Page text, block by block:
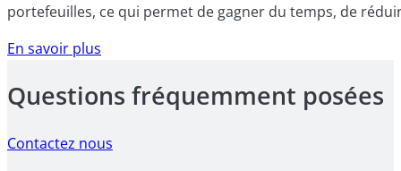
portefeuilles, ce qui permet de gagner du temps, de
En savoir plus
Questions fréquemment posées
Contactez nous